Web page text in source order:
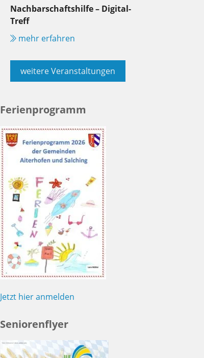
Nachbarschaftshilfe – Digital-
Treff
mehr erfahren
weitere Veranstaltungen
Ferienprogramm
Jetzt hier anmelden
Seniorenflyer